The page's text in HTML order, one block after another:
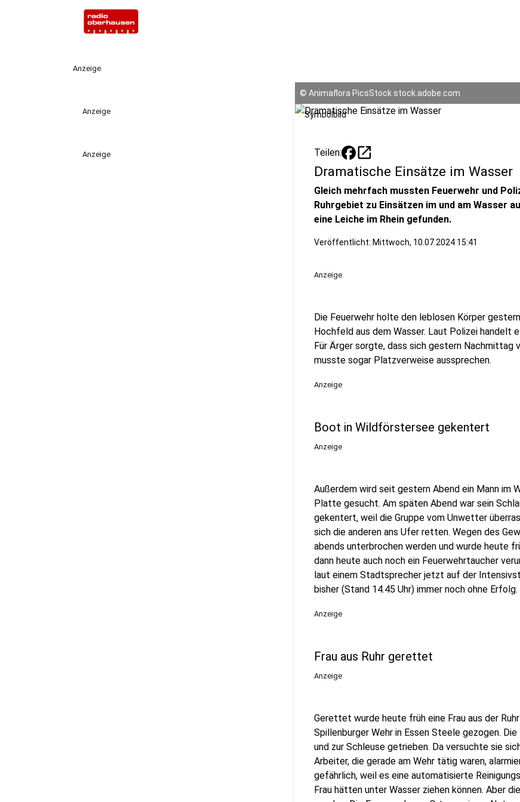
Anzeige
Anzeige
Anzeige
© Animaflora PicsStock stock.adobe.com
Symbolbild
Teilen: open_in_new
Dramatische Einsätze im Wasser
Gleich mehrfach mussten Feuerwehr und
Ruhrgebiet zu Einsätzen im und am Wasser
eine Leiche im Rhein gefunden.
Veröffentlicht: Mittwoch, 10.07.2024 15:41
Anzeige
Die Feuerwehr holte den leblosen Körper
Hochfeld aus dem Wasser. Laut Polizei handelt
Für Ärger sorgte, dass sich gestern
musste sogar Platzverweise aussprechen.
Anzeige
Boot in Wildförstersee gekentert
Anzeige
Außerdem wird seit gestern Abend ein Mann im
Platte gesucht. Am späten Abend war sein
gekentert, weil die Gruppe vom Unwetter
sich die anderen ans Ufer retten. Wegen des
abends unterbrochen werden und wurde heute
dann heute auch noch ein Feuerwehrtaucher
laut einem Stadtsprecher jetzt auf der
bisher (Stand 14.45 Uhr) immer noch ohne Erfolg.
Anzeige
Frau aus Ruhr gerettet
Anzeige
Gerettet wurde heute früh eine Frau aus der
Spillenburger Wehr in Essen Steele gezogen.
und zur Schleuse getrieben. Da versuchte sie
Arbeiter, die gerade am Wehr tätig waren,
gefährlich, weil es eine automatisierte
Frau hätten unter Wasser ziehen können. Aber